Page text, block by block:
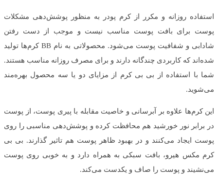
استفاده روزانه و مکرر از کرم پودر به منظور پوشش‌دهی مشکلات
پوست برای بافت پوست مناسب نیست و موجب از دست رفتن
شادابی و شفافیت پوست می‌شود. محصولاتی به نام BB کرم‌ها تولید
شده‌اند که کاربردی چندگانه دارند و برای مصرف روزانه مناسب هستند.
شما با استفاده از بی بی کرم از مزایای دو یا سه محصول بهره‌مند
می‌شوید.
این کرم‌ها علاوه بر آبرسانی و خاصیت مقابله با پیری پوست، از پوست
در برابر نور خورشید هم محافظت کرده و پوشش‌دهی مناسبی را روی
پوست ایجاد می‌کنند و در بهبود ظاهر پوست هم تاثیر گذارند. بی بی
کرم مکس هیرو، بافت سبکی به همراه دارد و به خوبی روی پوست
می‌نشیند و پوست را صاف و یکدست می‌کند.